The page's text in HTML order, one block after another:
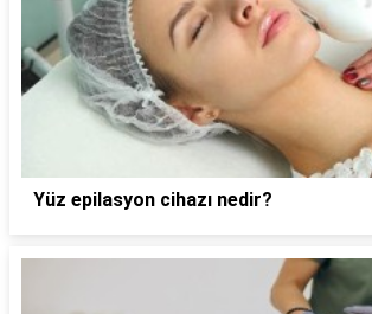
Yüz epilasyon cihazı nedir?